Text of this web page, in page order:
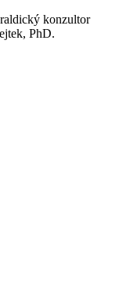
konzultor
PhD.